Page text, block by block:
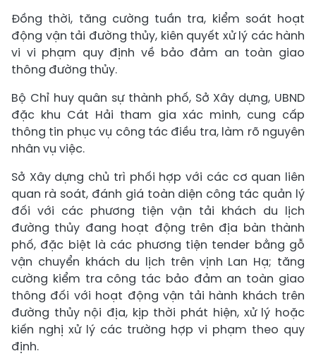
Đồng thời, tăng cường tuần tra, kiểm soát hoạt
động vận tải đường thủy, kiên quyết xử lý các hành
vi vi phạm quy định về bảo đảm an toàn giao
thông đường thủy.
Bộ Chỉ huy quân sự thành phố, Sở Xây dựng, UBND
đặc khu Cát Hải tham gia xác minh, cung cấp
thông tin phục vụ công tác điều tra, làm rõ nguyên
nhân vụ việc.
Sở Xây dựng chủ trì phối hợp với các cơ quan liên
quan rà soát, đánh giá toàn diện công tác quản lý
đối với các phương tiện vận tải khách du lịch
đường thủy đang hoạt động trên địa bàn thành
phố, đặc biệt là các phương tiện tender bằng gỗ
vận chuyển khách du lịch trên vịnh Lan Hạ; tăng
cường kiểm tra công tác bảo đảm an toàn giao
thông đối với hoạt động vận tải hành khách trên
đường thủy nội địa, kịp thời phát hiện, xử lý hoặc
kiến nghị xử lý các trường hợp vi phạm theo quy
định.